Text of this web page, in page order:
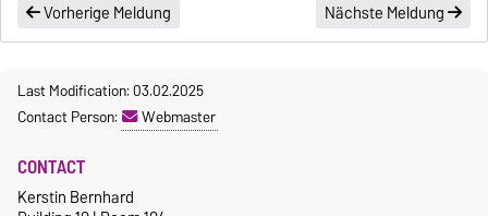
Vorherige Meldung Nächste Meldung
Last Modification: 03.02.2025
Contact Person:
Webmaster
CONTACT
Kerstin Bernhard